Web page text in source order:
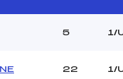
5 1/
22 1/